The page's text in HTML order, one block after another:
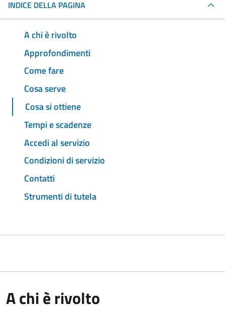
INDICE DELLA PAGINA
A chi è rivolto
Approfondimenti
Come fare
Cosa serve
Cosa si ottiene
Tempi e scadenze
Accedi al servizio
Condizioni di servizio
Contatti
Strumenti di tutela
A chi è rivolto